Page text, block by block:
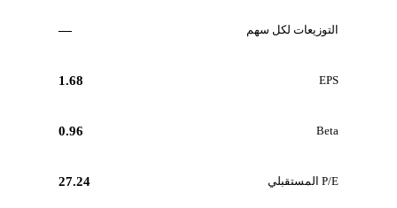
التوزيعات لكل سهم —
EPS
1.68
Beta
0.96
P/E المستقبلي 27.24